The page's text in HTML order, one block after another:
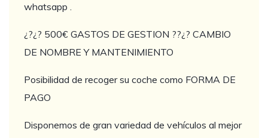
whatsapp .
¿?¿? 500€ GASTOS DE GESTION ??¿? CAMBIO
DE NOMBRE Y MANTENIMIENTO
Posibilidad de recoger su coche como FORMA DE
PAGO
Disponemos de gran variedad de vehículos al mejor